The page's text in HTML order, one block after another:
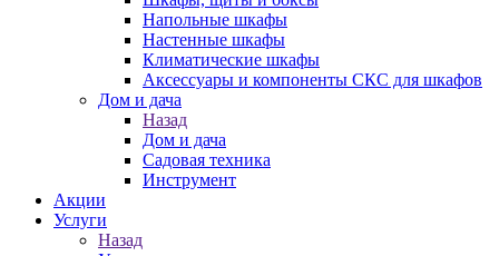
Напольные шкафы
Настенные шкафы
Климатические шкафы
Аксессуары и компоненты СКС для шкафов
Дом и дача
Назад
Дом и дача
Садовая техника
Инструмент
Акции
Услуги
Назад